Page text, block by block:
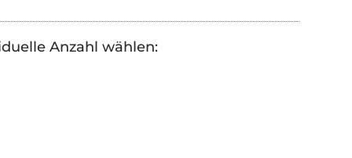
Anzahl wählen: